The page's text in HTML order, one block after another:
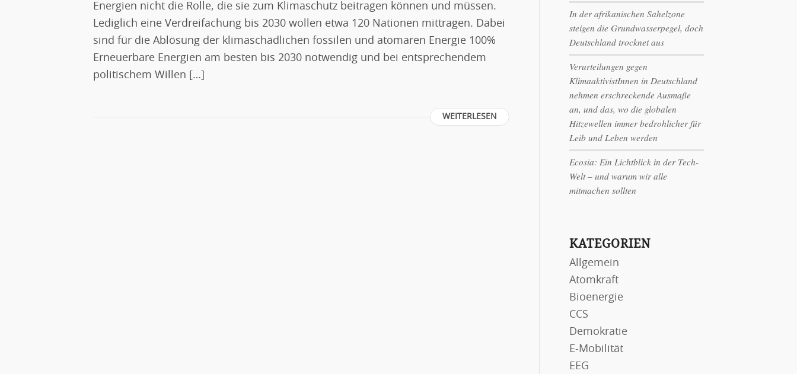
Energien nicht die Rolle, die sie zum Klimaschutz beitragen können und müssen.
Lediglich eine Verdreifachung bis 2030 wollen etwa 120 Nationen mittragen. Dabei
sind für die Ablösung der klimaschädlichen fossilen und atomaren Energie 100%
Erneuerbare Energien am besten bis 2030 notwendig und bei entsprechendem
politischem Willen […]
WEITERLESEN
In der afrikanischen Sahelzone
steigen die Grundwasserpegel, doch
Deutschland trocknet aus
Verurteilungen gegen
KlimaaktivistInnen in Deutschland
nehmen erschreckende Ausmaße
an, und das, wo die globalen
Hitzewellen immer bedrohlicher für
Leib und Leben werden
Ecosia: Ein Lichtblick in der Tech-
Welt – und warum wir alle
mitmachen sollten
KATEGORIEN
Allgemein
Atomkraft
Bioenergie
CCS
Demokratie
E-Mobilität
EEG